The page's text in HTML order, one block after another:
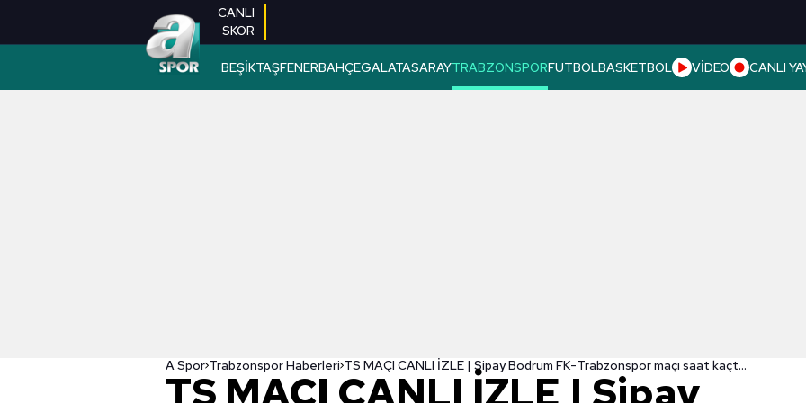
CANLI
SKOR
BEŞİKTAŞFENERBAHÇEGALATASARAYTRABZONSPORFUTBOLBASKETBOL VİDEO CANLI
A Spor Trabzonspor Haberleri TS MAÇI CANLI İZLE | Sipay Bodrum FK-Trabzonspor maçı saat kaçta ve hangi kanalda yayınlanacak?
TS MAÇI CANLI İZLE | Sipay